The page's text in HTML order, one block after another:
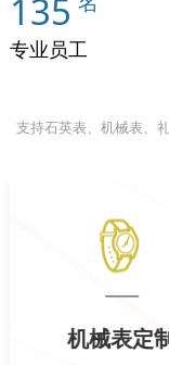
135
专业员工
支持石英表、机械表、
机械表定